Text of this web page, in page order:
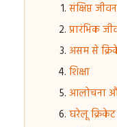
संक्षिप्त
प्रारंभिक
असम से
शिक्षा
आलोचना
घरेलू